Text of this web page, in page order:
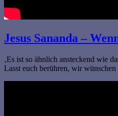
Jesus Sananda –
‚Es ist so ähnlich ansteckend wie
Lasst euch berühren, wir